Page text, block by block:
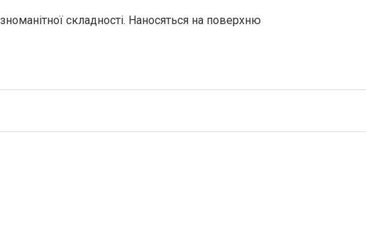
складності. Наносяться на поверхню